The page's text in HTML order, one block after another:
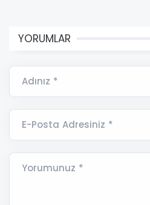
YORUMLAR
Adınız *
E-Posta Adresiniz *
Yorumunuz *